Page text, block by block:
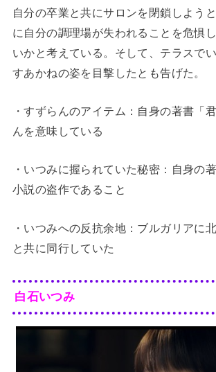
自分の卒業と共にサロンを閉鎖しよう
に自分の調理場が失われることを危惧
いかと考えている。そして、テラスで
すあかねの姿を目撃したとも告げた。
・すずらんのアイテム：自身の著書「
んを意味している
・いつみに握られていた秘密：自身の
小説の盗作であること
・いつみへの反抗余地：ブルガリアに
と共に同行していた
白石いつみ